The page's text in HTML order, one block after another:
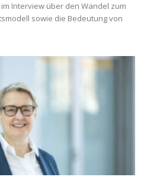
Interview über den Wandel zum
sowie die Bedeutung von